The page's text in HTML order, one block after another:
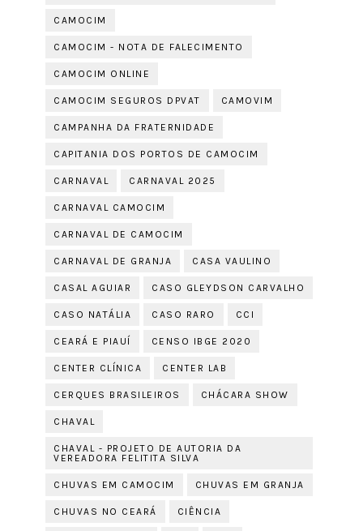
CAMOCIM
CAMOCIM - NOTA DE FALECIMENTO
CAMOCIM ONLINE
CAMOCIM SEGUROS DPVAT CAMOVIM
CAMPANHA DA FRATERNIDADE
CAPITANIA DOS PORTOS DE CAMOCIM
CARNAVAL CARNAVAL 2025
CARNAVAL CAMOCIM
CARNAVAL DE CAMOCIM
CARNAVAL DE GRANJA CASA VAULINO
CASAL AGUIAR CASO GLEYDSON CARVALHO
CASO NATÁLIA CASO RARO CCI
CEARÁ E PIAUÍ CENSO IBGE 2020
CENTER CLÍNICA CENTER LAB
CERQUES BRASILEIROS CHÁCARA SHOW
CHAVAL
CHAVAL - PROJETO DE AUTORIA DA
VEREADORA FELITITA SILVA
CHUVAS EM CAMOCIM CHUVAS EM GRANJA
CHUVAS NO CEARÁ CIÊNCIA